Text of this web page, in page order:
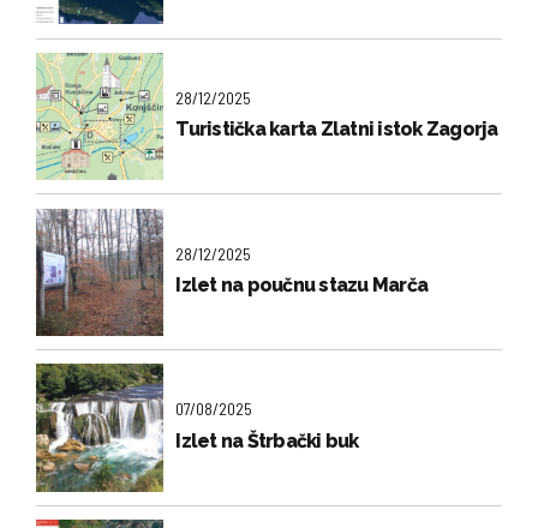
28/12/2025
Turistička karta Zlatni istok Zagorja
28/12/2025
Izlet na poučnu stazu Marča
07/08/2025
Izlet na Štrbački buk